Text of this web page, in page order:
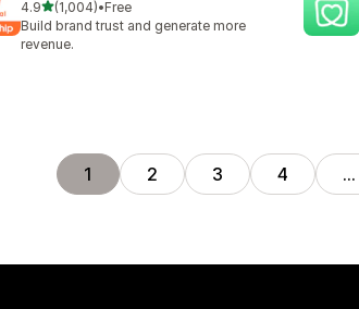
4.9เต็ม 5 ดาว
(1,004)
ทั้งหมด 1004 รีวิว
•Free
Build brand trust and generate more
revenue.
1 2 3 4 …